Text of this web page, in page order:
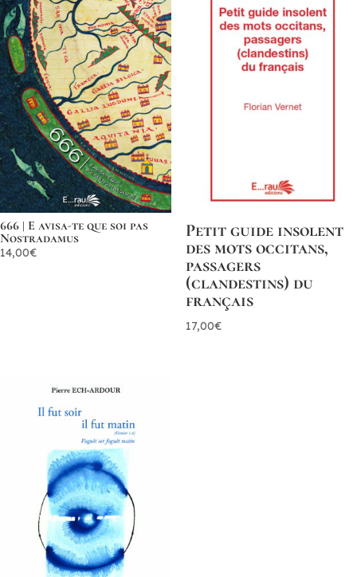
666 | E avisa-te que soi pas
Nostradamus
14,00€
Petit guide insolent
des mots occitans,
passagers
(clandestins) du
français
17,00€